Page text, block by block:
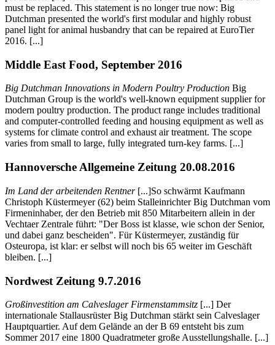
must be replaced. This statement is no longer true now: Big
Dutchman presented the world's first modular and highly robust
panel light for animal husbandry that can be repaired at EuroTier
2016. [...]
Middle East Food, September 2016
Big Dutchman Innovations in Modern Poultry Production Big
Dutchman Group is the world's well-known equipment supplier for
modern poultry production. The product range includes traditional
and computer-controlled feeding and housing equipment as well as
systems for climate control and exhaust air treatment. The scope
varies from small to large, fully integrated turn-key farms. [...]
Hannoversche Allgemeine Zeitung 20.08.2016
Im Land der arbeitenden Rentner[...]So schwärmt Kaufmann
Christoph Küstermeyer (62) beim Stalleinrichter Big Dutchman vom
Firmeninhaber, der den Betrieb mit 850 Mitarbeitern allein in der
Vechtaer Zentrale führt: "Der Boss ist klasse, wie schon der Senior,
und dabei ganz bescheiden". Für Küstermeyer, zuständig für
Osteuropa, ist klar: er selbst will noch bis 65 weiter im Geschäft
bleiben. [...]
Nordwest Zeitung 9.7.2016
Großinvestition am Calveslager Firmenstammsitz [...] Der
internationale Stallausrüster Big Dutchman stärkt sein Calveslager
Hauptquartier. Auf dem Gelände an der B 69 entsteht bis zum
Sommer 2017 eine 1800 Quadratmeter große Ausstellungshalle. [...]